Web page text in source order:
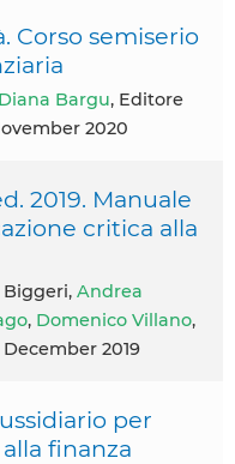
Corso semiserio
Bargu, Editore
2020
2019. Manuale
critica alla
Biggeri, Andrea
, Domenico Villano,
2019
per
finanza